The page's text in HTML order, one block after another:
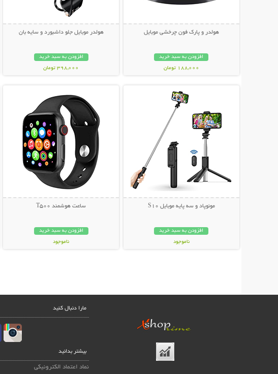
هولدر و پارک فون چرخشی موبایل
افزودن به سبد خرید
188,000 تومان
هولدر موبایل جلو داشبورد و سایه بان
افزودن به سبد خرید
398,000 تومان
مونوپاد و سه پایه موبایل S10
افزودن به سبد خرید
ناموجود
ساعت هوشمند T500
افزودن به سبد خرید
ناموجود
مارا دنبال کنید
بیشتر بدانید
نماد اعتماد الکترونیکی